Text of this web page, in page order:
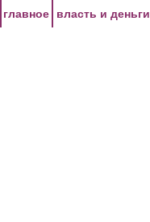
главное власть и деньги